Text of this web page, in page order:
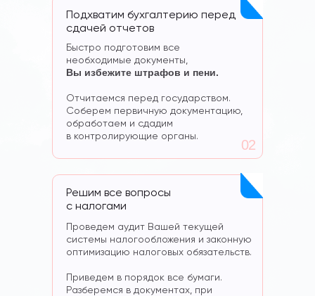
Подхватим бухгалтерию перед
сдачей отчетов
Быстро подготовим все
необходимые документы,
Вы избежите штрафов и пени.
Отчитаемся перед государством.
Соберем первичную документацию,
обработаем и сдадим
в контролирующие органы.
02
Решим все вопросы
с налогами
Проведем аудит Вашей текущей
системы налогообложения и законную
оптимизацию налоговых обязательств.
Приведем в порядок все бумаги.
Разберемся в документах, при